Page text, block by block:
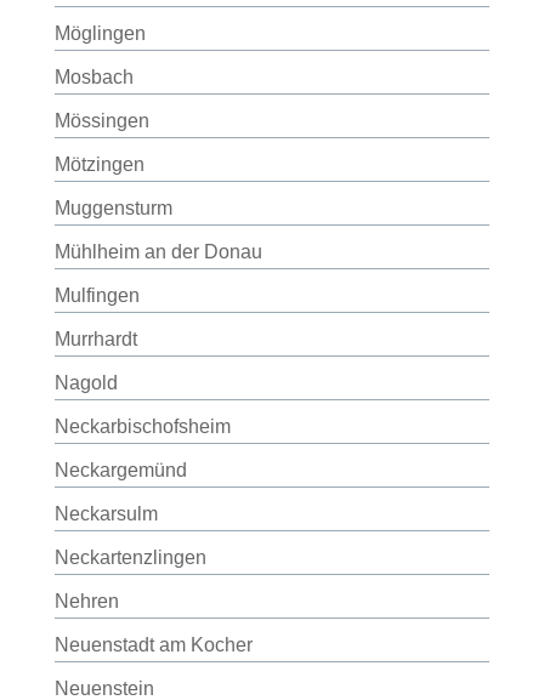
Möglingen
Mosbach
Mössingen
Mötzingen
Muggensturm
Mühlheim an der Donau
Mulfingen
Murrhardt
Nagold
Neckarbischofsheim
Neckargemünd
Neckarsulm
Neckartenzlingen
Nehren
Neuenstadt am Kocher
Neuenstein